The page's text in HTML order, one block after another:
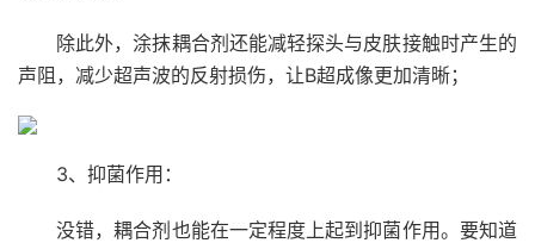
除此外，涂抹耦合剂还能减轻探头与皮肤接触时产生的
声阻，减少超声波的反射损伤，让B超成像更加清晰；
3、抑菌作用：
没错，耦合剂也能在一定程度上起到抑菌作用。要知道